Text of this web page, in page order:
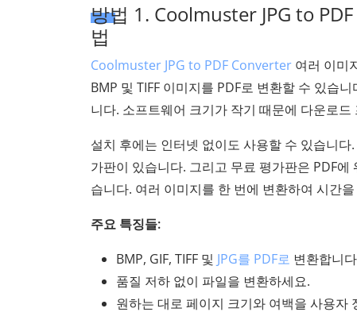
방법 1. Coolmuster JPG to
법
Coolmuster JPG to PDF Converter 여러 이미
BMP 및 TIFF 이미지를 PDF로 변환할 수 있습
니다. 소프트웨어 크기가 작기 때문에 다운로
설치 후에는 인터넷 없이도 사용할 수 있습니
가판이 있습니다. 그리고 무료 평가판은 PDF
습니다. 여러 이미지를 한 번에 변환하여 시간
주요 특징들:
BMP, GIF, TIFF 및 JPG를 PDF로 변환합니
품질 저하 없이 파일을 변환하세요.
원하는 대로 페이지 크기와 여백을 사용자